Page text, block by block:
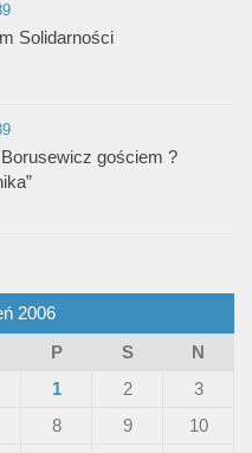
Solidarności
gościem ?
2006
P S
N
1
2
3
8 9
10